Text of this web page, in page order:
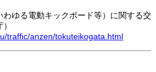
ゆる電動キックボード等）に関する交
traffic/anzen/tokuteikogata.html